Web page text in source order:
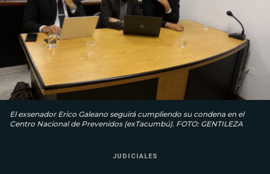
El exsenador Erico Galeano seguirá cumpliendo su condena en el
Centro Nacional de Prevenidos (exTacumbú). FOTO: GENTILEZA
JUDICIALES